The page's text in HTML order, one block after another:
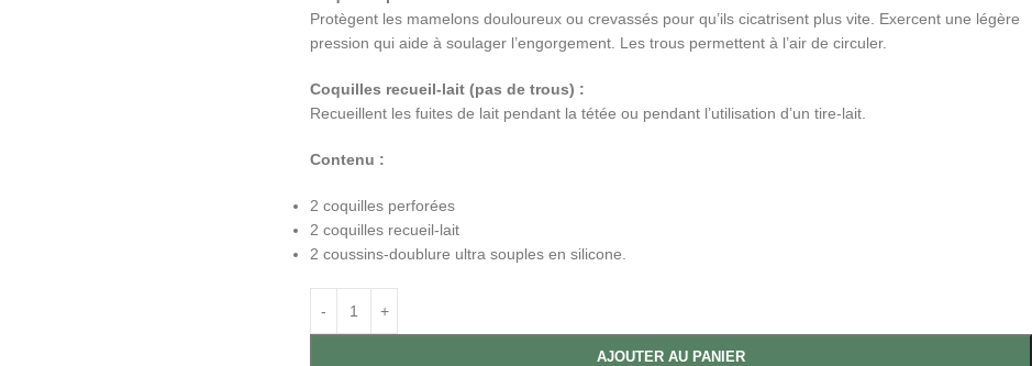
Protègent les mamelons douloureux ou crevassés pour qu’ils cicatrisent plus vite. Exercent une légère
pression qui aide à soulager l’engorgement. Les trous permettent à l’air de circuler.
Coquilles recueil-lait (pas de trous) :
Recueillent les fuites de lait pendant la tétée ou pendant l’utilisation d’un tire-lait.
Contenu :
2 coquilles perforées
2 coquilles recueil-lait
2 coussins-doublure ultra souples en silicone.
AJOUTER AU PANIER